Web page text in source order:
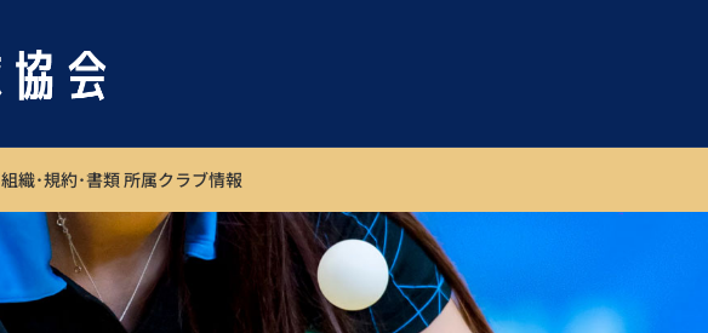
組織･規約･書類 所属クラブ情報